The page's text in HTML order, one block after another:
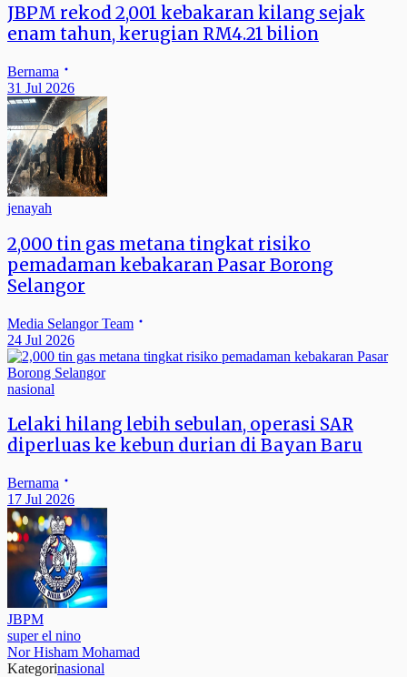
JBPM rekod 2,001 kebakaran kilang sejak
enam tahun, kerugian RM4.21 bilion
Bernama
31 Jul 2026
jenayah
2,000 tin gas metana tingkat risiko
pemadaman kebakaran Pasar Borong
Selangor
Media Selangor Team
24 Jul 2026
nasional
Lelaki hilang lebih sebulan, operasi SAR
diperluas ke kebun durian di Bayan Baru
Bernama
17 Jul 2026
JBPM
super el nino
Nor Hisham Mohamad
Kategorinasional